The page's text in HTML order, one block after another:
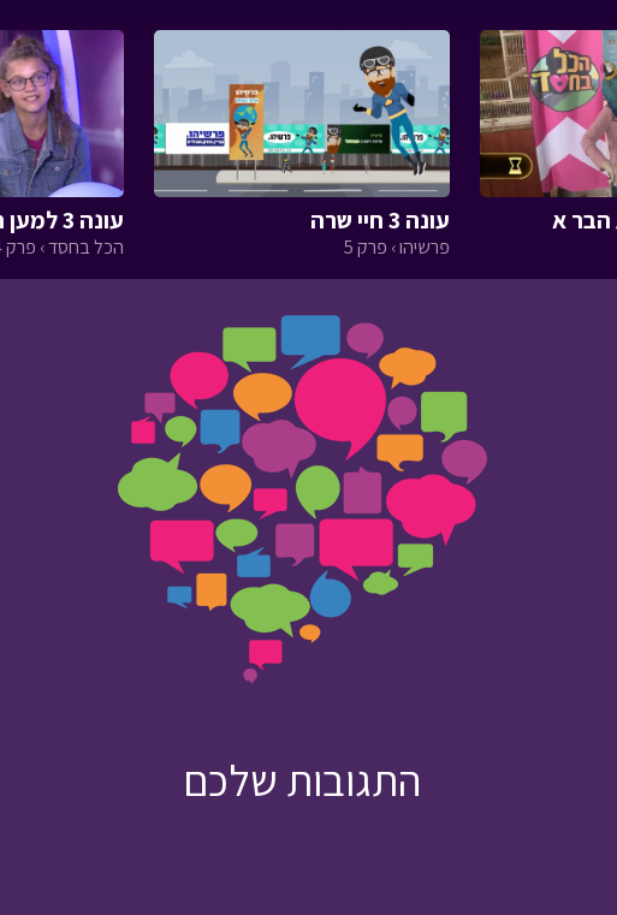
עונה 3 חיי שרה
פרשיהו › פרק 5
עונה 3 למען חיות הבר חלק ב
הכל בחסד › פרק 4
התגובות שלכם